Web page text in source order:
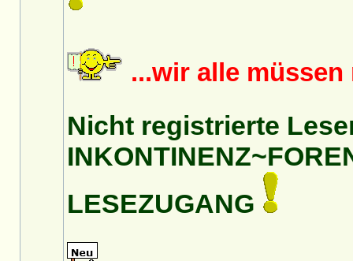
...wir alle
Nicht registrierte
LESEZUGANG